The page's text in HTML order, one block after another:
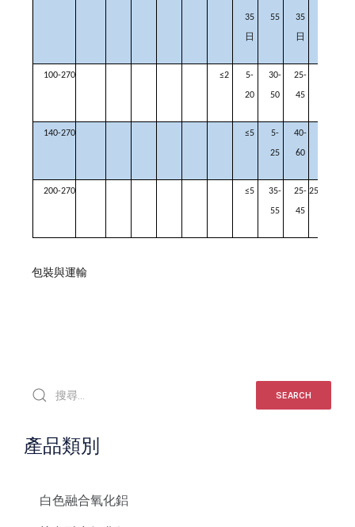
35
日
55 35
日
100-270 ≤2 5-
20
30-
50
25-
45
140-270 ≤5 5-
25
40-
60
200-270 ≤5 35-
55
25-
45
25
包裝與運輸
SEARCH
產品類別
白色融合氧化鋁